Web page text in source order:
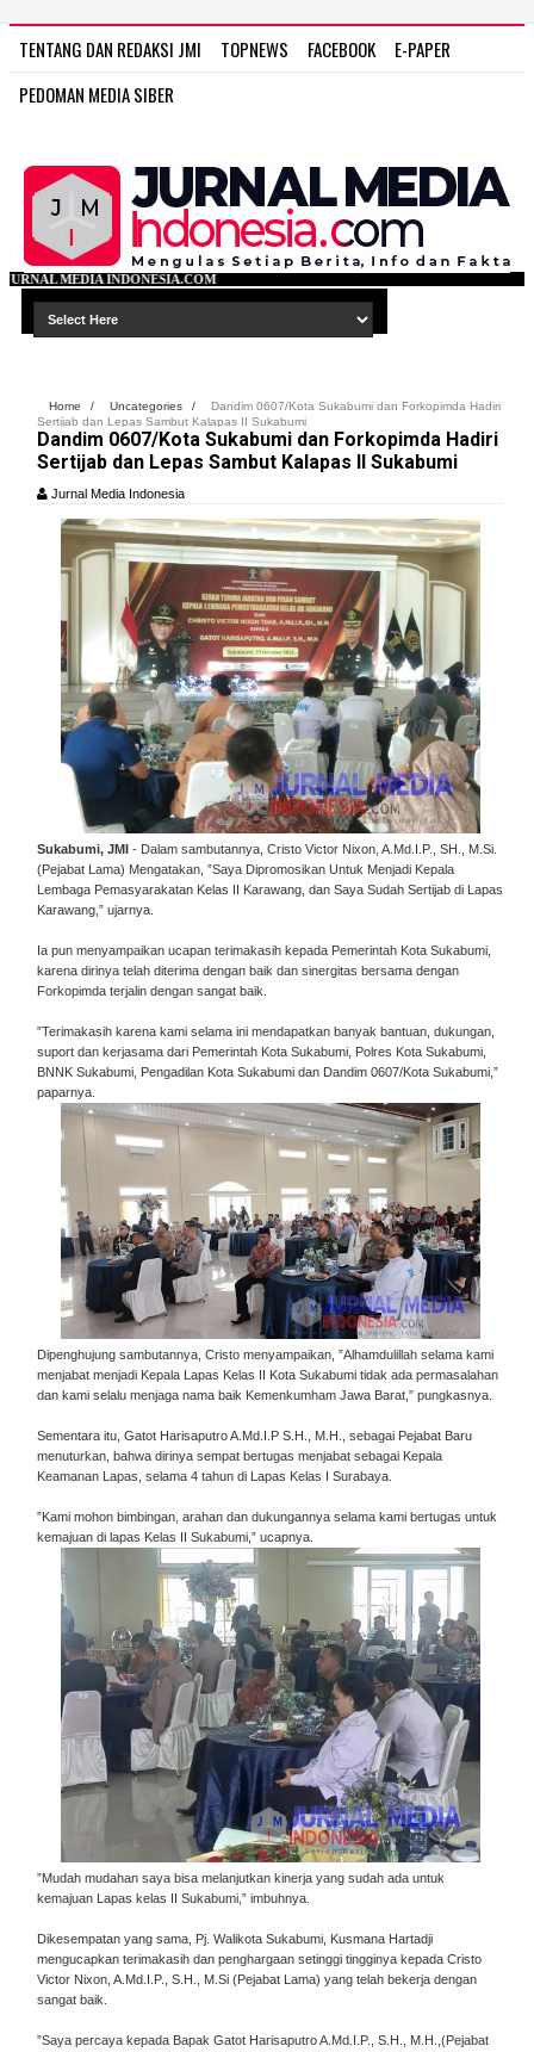
TENTANG DAN REDAKSI JMI TOPNEWS FACEBOOK
E-PAPER
PEDOMAN MEDIA SIBER
Home / Uncategories /
Dandim 0607/Kota Sukabumi dan Forkopimda Hadiri
Sertijab dan Lepas Sambut Kalapas II Sukabumi
Dandim 0607/Kota Sukabumi dan Forkopimda Hadiri
Sertijab dan Lepas Sambut Kalapas II Sukabumi
Jurnal Media Indonesia
Sukabumi, JMI - Dalam sambutannya, Cristo Victor Nixon, A.Md.I.P., SH., M.Si.
(Pejabat Lama) Mengatakan, ”Saya Dipromosikan Untuk Menjadi Kepala
Lembaga Pemasyarakatan Kelas II Karawang, dan Saya Sudah Sertijab di Lapas
Karawang,” ujarnya.
Ia pun menyampaikan ucapan terimakasih kepada Pemerintah Kota Sukabumi,
karena dirinya telah diterima dengan baik dan sinergitas bersama dengan
Forkopimda terjalin dengan sangat baik.
”Terimakasih karena kami selama ini mendapatkan banyak bantuan, dukungan,
suport dan kerjasama dari Pemerintah Kota Sukabumi, Polres Kota Sukabumi,
BNNK Sukabumi, Pengadilan Kota Sukabumi dan Dandim 0607/Kota Sukabumi,”
paparnya.
Dipenghujung sambutannya, Cristo menyampaikan, ”Alhamdulillah selama kami
menjabat menjadi Kepala Lapas Kelas II Kota Sukabumi tidak ada permasalahan
dan kami selalu menjaga nama baik Kemenkumham Jawa Barat,” pungkasnya.
Sementara itu, Gatot Harisaputro A.Md.I.P S.H., M.H., sebagai Pejabat Baru
menuturkan, bahwa dirinya sempat bertugas menjabat sebagai Kepala
Keamanan Lapas, selama 4 tahun di Lapas Kelas I Surabaya.
”Kami mohon bimbingan, arahan dan dukungannya selama kami bertugas untuk
kemajuan di lapas Kelas II Sukabumi,” ucapnya.
”Mudah mudahan saya bisa melanjutkan kinerja yang sudah ada untuk
kemajuan Lapas kelas II Sukabumi,” imbuhnya.
Dikesempatan yang sama, Pj. Walikota Sukabumi, Kusmana Hartadji
mengucapkan terimakasih dan penghargaan setinggi tingginya kepada Cristo
Victor Nixon, A.Md.I.P., S.H., M.Si (Pejabat Lama) yang telah bekerja dengan
sangat baik.
”Saya percaya kepada Bapak Gatot Harisaputro A.Md.I.P., S.H., M.H.,(Pejabat